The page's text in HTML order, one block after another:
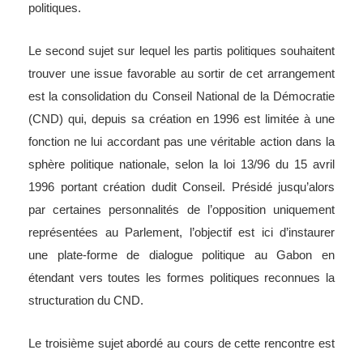
politiques.
Le second sujet sur lequel les partis politiques souhaitent
trouver une issue favorable au sortir de cet arrangement
est la consolidation du Conseil National de la Démocratie
(CND) qui, depuis sa création en 1996 est limitée à une
fonction ne lui accordant pas une véritable action dans la
sphère politique nationale, selon la loi 13/96 du 15 avril
1996 portant création dudit Conseil. Présidé jusqu’alors
par certaines personnalités de l’opposition uniquement
représentées au Parlement, l’objectif est ici d’instaurer
une plate-forme de dialogue politique au Gabon en
étendant vers toutes les formes politiques reconnues la
structuration du CND.
Le troisième sujet abordé au cours de cette rencontre est